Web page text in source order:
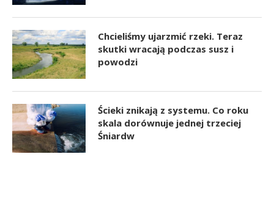
Chcieliśmy ujarzmić rzeki. Teraz
skutki wracają podczas susz i
powodzi
Ścieki znikają z systemu. Co roku
skala dorównuje jednej trzeciej
Śniardw